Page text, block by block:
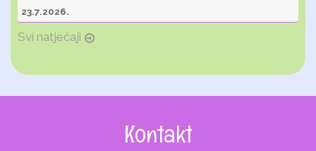
23.7.2026.
Svi natječaji
Kontakt